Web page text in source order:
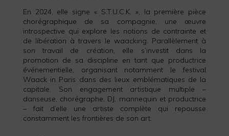
En 2024, elle signe « S.T.U.C.K. », la première pièce
chorégraphique de sa compagnie, une œuvre
introspective qui explore les notions de contrainte et
de libération à travers le waacking. Parallèlement à
son travail de création, elle s’investit dans la
promotion de sa discipline en tant que productrice
événementielle, organisant notamment le festival
Waack in Paris dans des lieux emblématiques de la
capitale. Son engagement artistique multiple –
danseuse, chorégraphe, DJ, mannequin et productrice
– fait d’elle une artiste complète qui repousse
constamment les frontières de son art.